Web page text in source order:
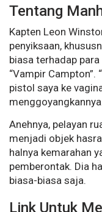
Tentang
Kapten Leon
penyiksaan,
biasa terhadap
“Vampir Campton”.
pistol saya ke
Anehnya, pelayan
menjadi objek
halnya kemarahan
pemberontak. Dia
biasa-biasa saja.
Link Untuk